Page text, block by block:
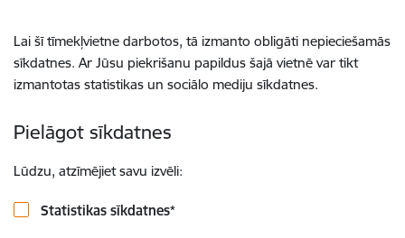
Lai šī tīmekļvietne darbotos, tā izmanto obligāti nepieciešamās
sīkdatnes. Ar Jūsu piekrišanu papildus šajā vietnē var tikt
izmantotas statistikas un sociālo mediju sīkdatnes.
Pielāgot sīkdatnes
Lūdzu, atzīmējiet savu izvēli:
Statistikas sīkdatnes*